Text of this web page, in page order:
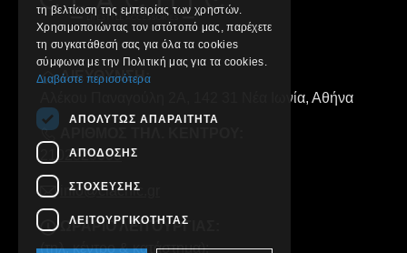
ΔΙΕΥΘΥΝΣΗ:
Αλέκου Παναγούλη 2Α, 142 31 Νέα Ιωνία, Αθήνα
2102829000
info@clachic.gr
ΩΡΑΡΙΟ ΛΕΙΤΟΥΡΓΙΑΣ:
(τηλ. κέντρο & κατάστημα):
τη βελτίωση της εμπειρίας των χρηστών.
Χρησιμοποιώντας τον ιστότοπό μας, παρέχετε
τη συγκατάθεσή σας για όλα τα cookies
σύμφωνα με την Πολιτική μας για τα cookies.
Διαβάστε περισσότερα
ΑΠΟΛΎΤΩΣ ΑΠΑΡΑΊΤΗΤΑ
ΑΠΌΔΟΣΗΣ
ΣΤΌΧΕΥΣΗΣ
ΛΕΙΤΟΥΡΓΙΚΌΤΗΤΑΣ